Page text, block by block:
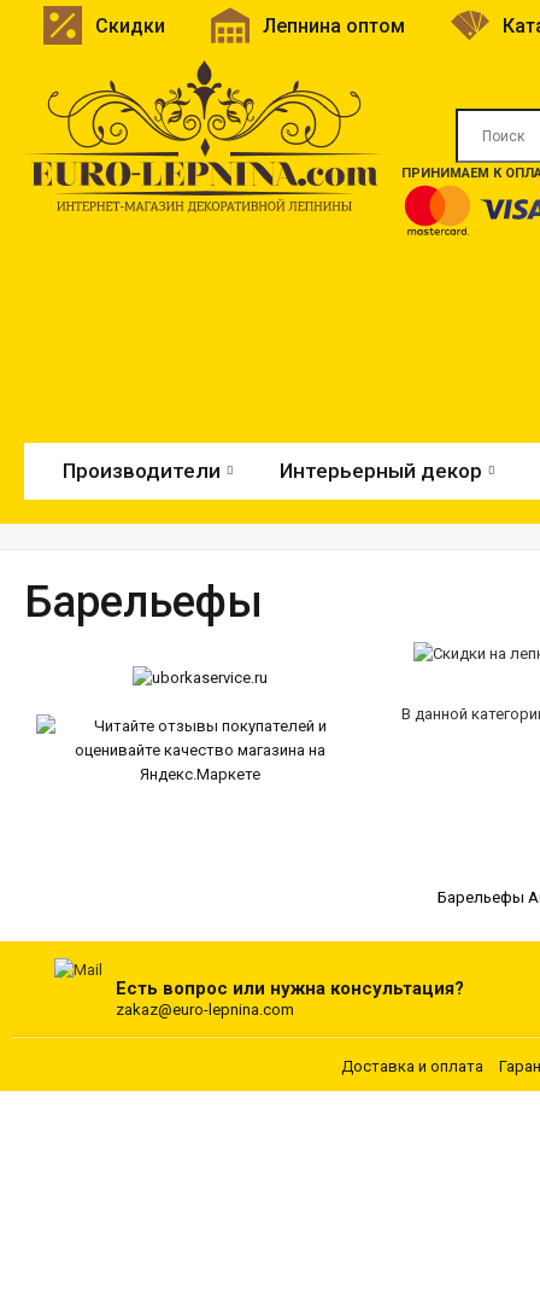
Скидки Лепнина оптом
ПРИНИМАЕМ К
Производители Интерьерный декор
Барельефы
В данной
Барельефы
Есть вопрос или нужна консультация?
zakaz@euro-lepnina.com
Доставка и оплата